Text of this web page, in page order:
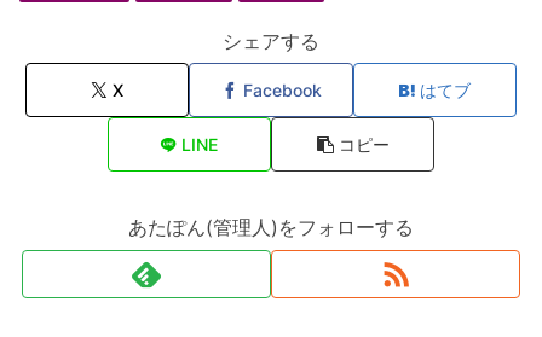
シェアする
X Facebook はてブ
LINE コピー
あたぽん(管理人)をフォローする